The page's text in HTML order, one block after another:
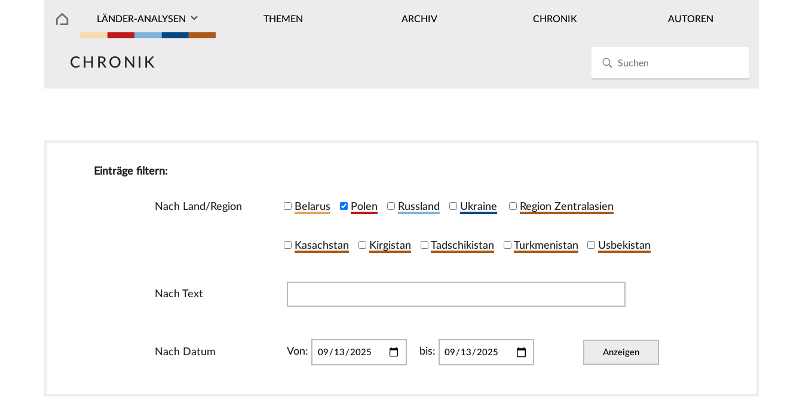
LÄNDER-ANALYSEN THEMEN ARCHIV CHRONIK AUTOREN
CHRONIK
Einträge filtern:
Nach Land/Region Belarus Polen Russland Ukraine Region Zentralasien
Kasachstan Kirgistan Tadschikistan Turkmenistan Usbekistan
Nach Text
Nach Datum Von: bis: Anzeigen